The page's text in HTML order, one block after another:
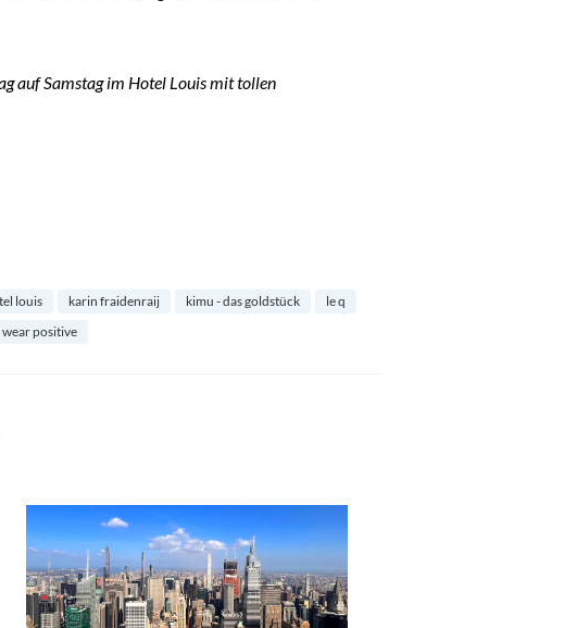
auf Samstag im Hotel Louis mit tollen
louis karin fraidenraij kimu - das goldstück
le q
wear positive